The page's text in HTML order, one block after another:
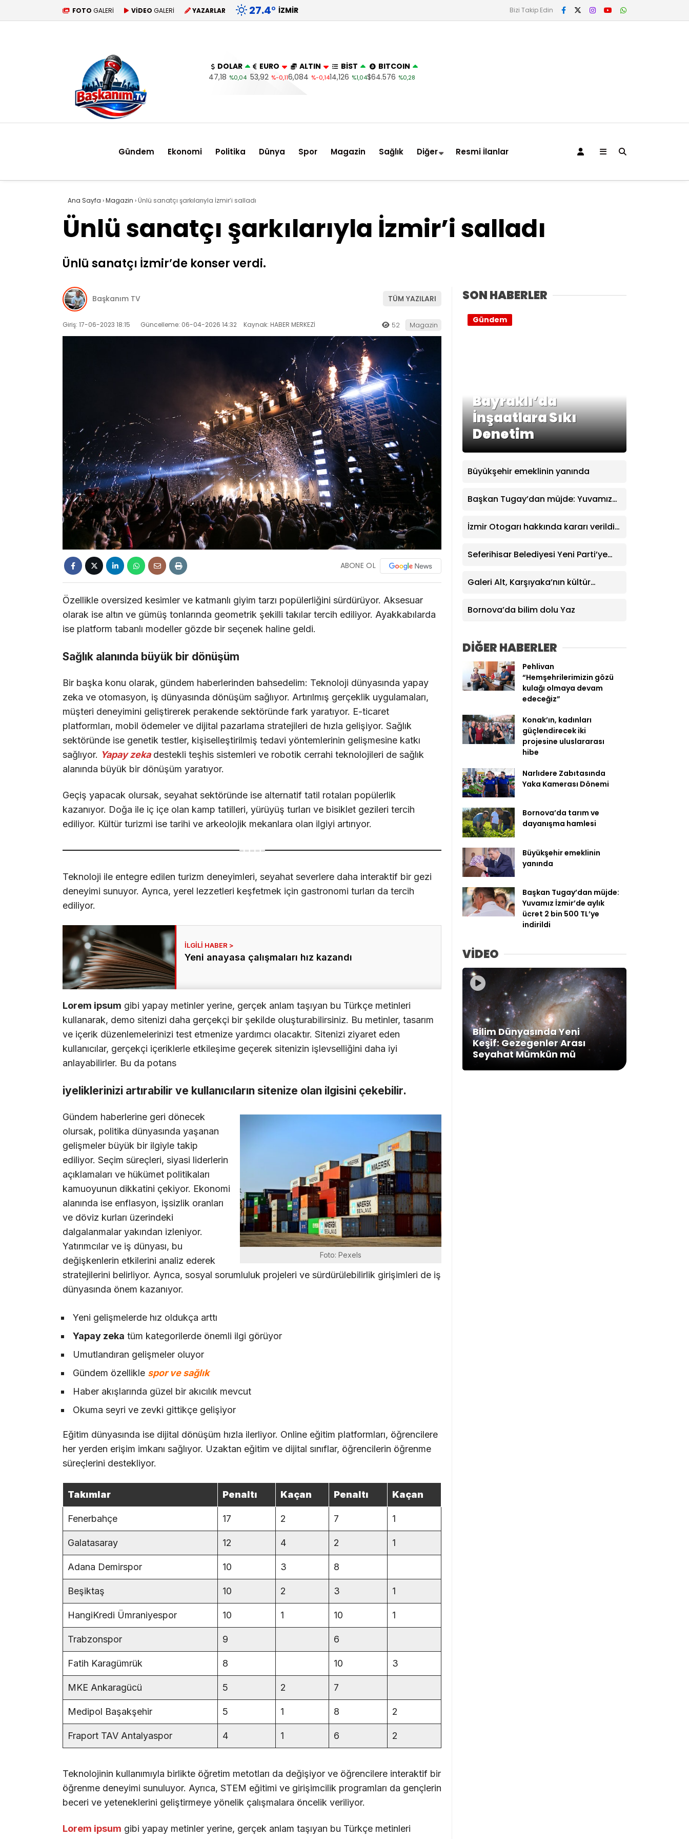
FOTO GALERİ VİDEO GALERİ YAZARLAR 27.4° İZMIR Bizi Takip Edin
DOLAR
47,18 %0,04
EURO
53,92 %-0,11
ALTIN
6,084 %-0,14
BİST
14,126 %1,04
BITCOIN
$64.576 %0,28
Gündem Ekonomi Politika Dünya Spor Magazin Sağlık Diğer Resmi İlanlar
Ana Sayfa ›Magazin › Ünlü sanatçı şarkılarıyla İzmir’i salladı
Ünlü sanatçı şarkılarıyla İzmir’i salladı
Ünlü sanatçı İzmir’de konser verdi.
Başkanım TV TÜM YAZILARI
Giriş: 17-06-2023 18:15 Güncelleme: 06-04-2026 14:32 Kaynak: HABER MERKEZİ 52 Magazin
ABONE OL
Özellikle oversized kesimler ve katmanlı giyim tarzı popülerliğini sürdürüyor. Aksesuar
olarak ise altın ve gümüş tonlarında geometrik şekilli takılar tercih ediliyor. Ayakkabılarda
ise platform tabanlı modeller gözde bir seçenek haline geldi.
Sağlık alanında büyük bir dönüşüm
Bir başka konu olarak, gündem haberlerinden bahsedelim: Teknoloji dünyasında yapay
zeka ve otomasyon, iş dünyasında dönüşüm sağlıyor. Artırılmış gerçeklik uygulamaları,
müşteri deneyimini geliştirerek perakende sektöründe fark yaratıyor. E-ticaret
platformları, mobil ödemeler ve dijital pazarlama stratejileri de hızla gelişiyor. Sağlık
sektöründe ise genetik testler, kişiselleştirilmiş tedavi yöntemlerinin gelişmesine katkı
sağlıyor. Yapay zekadestekli teşhis sistemleri ve robotik cerrahi teknolojileri de sağlık
alanında büyük bir dönüşüm yaratıyor.
Geçiş yapacak olursak, seyahat sektöründe ise alternatif tatil rotaları popülerlik
kazanıyor. Doğa ile iç içe olan kamp tatilleri, yürüyüş turları ve bisiklet gezileri tercih
ediliyor. Kültür turizmi ise tarihi ve arkeolojik mekanlara olan ilgiyi artırıyor.
Teknoloji ile entegre edilen turizm deneyimleri, seyahat severlere daha interaktif bir gezi
deneyimi sunuyor. Ayrıca, yerel lezzetleri keşfetmek için gastronomi turları da tercih
ediliyor.
Yeni anayasa çalışmaları hız kazandı
Lorem ipsum gibi yapay metinler yerine, gerçek anlam taşıyan bu Türkçe metinleri
kullanarak, demo sitenizi daha gerçekçi bir şekilde oluşturabilirsiniz. Bu metinler, tasarım
ve içerik düzenlemelerinizi test etmenize yardımcı olacaktır. Sitenizi ziyaret eden
kullanıcılar, gerçekçi içeriklerle etkileşime geçerek sitenizin işlevselliğini daha iyi
anlayabilirler. Bu da potans
iyeliklerinizi artırabilir ve kullanıcıların sitenize olan ilgisini çekebilir.
Foto: Pexels
Gündem haberlerine geri dönecek
olursak, politika dünyasında yaşanan
gelişmeler büyük bir ilgiyle takip
ediliyor. Seçim süreçleri, siyasi liderlerin
açıklamaları ve hükümet politikaları
kamuoyunun dikkatini çekiyor. Ekonomi
alanında ise enflasyon, işsizlik oranları
ve döviz kurları üzerindeki
dalgalanmalar yakından izleniyor.
Yatırımcılar ve iş dünyası, bu
değişkenlerin etkilerini analiz ederek
stratejilerini belirliyor. Ayrıca, sosyal sorumluluk projeleri ve sürdürülebilirlik girişimleri de iş
dünyasında önem kazanıyor.
Yeni gelişmelerde hız oldukça arttı
Yapay zeka tüm kategorilerde önemli ilgi görüyor
Umutlandıran gelişmeler oluyor
Gündem özellikle spor ve sağlık
Haber akışlarında güzel bir akıcılık mevcut
Okuma seyri ve zevki gittikçe gelişiyor
Eğitim dünyasında ise dijital dönüşüm hızla ilerliyor. Online eğitim platformları, öğrencilere
her yerden erişim imkanı sağlıyor. Uzaktan eğitim ve dijital sınıflar, öğrencilerin öğrenme
süreçlerini destekliyor.
Takımlar Penaltı Kaçan Penaltı Kaçan
Fenerbahçe 17 2 7 1
Galatasaray 12 4 2 1
Adana Demirspor 10 3 8
Beşiktaş 10 2 3 1
HangiKredi Ümraniyespor 10 1 10 1
Trabzonspor 9 6
Fatih Karagümrük 8 10 3
MKE Ankaragücü 5 2 7
Medipol Başakşehir 5 1 8 2
Fraport TAV Antalyaspor 4 1 6 2
Teknolojinin kullanımıyla birlikte öğretim metotları da değişiyor ve öğrencilere interaktif bir
öğrenme deneyimi sunuluyor. Ayrıca, STEM eğitimi ve girişimcilik programları da gençlerin
beceri ve yeteneklerini geliştirmeye yönelik çalışmalara öncelik veriliyor.
Lorem ipsum gibi yapay metinler yerine, gerçek anlam taşıyan bu Türkçe metinleri
SON HABERLER
Bayraklı’da
İnşaatlara Sıkı
Denetim
Gündem
Büyükşehir emeklinin yanında
Başkan Tugay’dan müjde: Yuvamız
indirildi
İzmir Otogarı hakkında kararı verildi:
Seferihisar Belediyesi Yeni Parti’ye
Galeri Alt, Karşıyaka’nın kültür
Bornova’da bilim dolu Yaz
DİĞER HABERLER
Pehlivan
“Hemşehrilerimizin gözü
kulağı olmaya devam
edeceğiz”
Konak’ın, kadınları
güçlendirecek iki
projesine uluslararası
hibe
Narlıdere Zabıtasında
Yaka Kamerası Dönemi
Bornova’da tarım ve
dayanışma hamlesi
Büyükşehir emeklinin
yanında
Başkan Tugay’dan müjde:
Yuvamız İzmir’de aylık
ücret 2 bin 500 TL’ye
indirildi
VİDEO
Bilim Dünyasında Yeni
Keşif: Gezegenler Arası
Seyahat Mümkün mü